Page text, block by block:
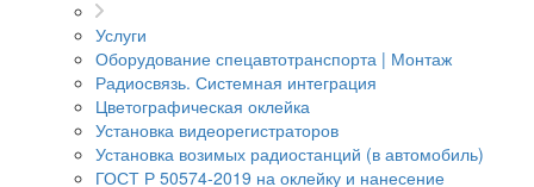
Услуги
Оборудование спецавтотранспорта | Монтаж
Радиосвязь. Системная интеграция
Цветографическая оклейка
Установка видеорегистраторов
Установка возимых радиостанций (в автомобиль)
ГОСТ Р 50574-2019 на оклейку и нанесение